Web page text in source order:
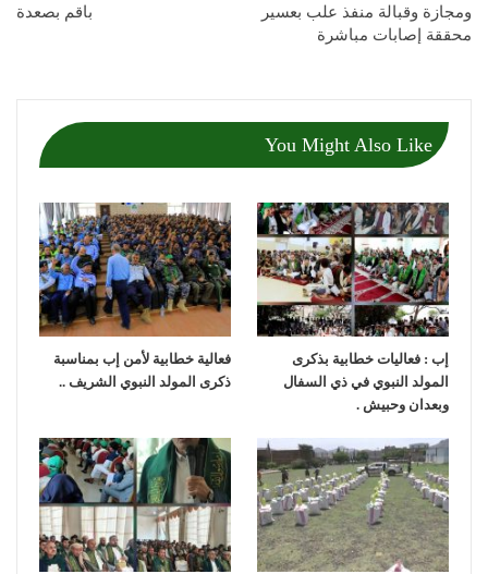
ومجازة وقبالة منفذ علب بعسير
محققة إصابات مباشرة
باقم بصعدة
You Might Also Like
إب : فعاليات خطابية بذكرى
المولد النبوي في ذي السفال
وبعدان وحبيش .
فعالية خطابية لأمن إب بمناسبة
ذكرى المولد النبوي الشريف ..